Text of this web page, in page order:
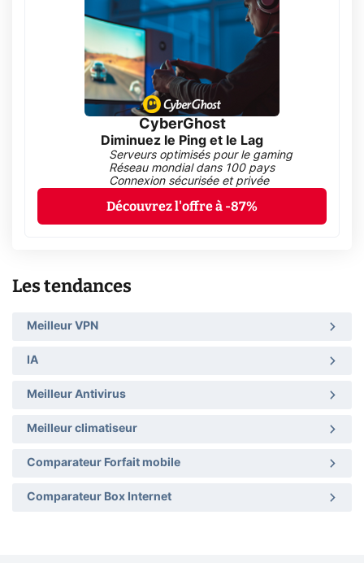
CyberGhost
Diminuez le Ping et le Lag
Serveurs optimisés pour le gaming
Réseau mondial dans 100 pays
Connexion sécurisée et privée
Découvrez l'offre à -87%
Les tendances
Meilleur VPN
IA
Meilleur Antivirus
Meilleur climatiseur
Comparateur Forfait mobile
Comparateur Box Internet